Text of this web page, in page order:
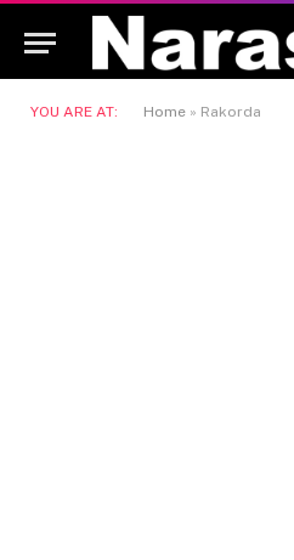
YOU ARE AT: Home » Rakorda